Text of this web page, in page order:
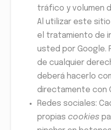
tráfico y volumen
Al utilizar este
el tratamiento de
usted por Google.
de cualquier
deberá hacerlo
directamente con
Redes sociales:
propias cookies